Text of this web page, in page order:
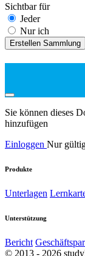
Sichtbar für
Jeder
Nur ich
Erstellen Sammlung
Sie können dieses
hinzufügen
Einloggen Nur
Produkte
Unterlagen
Unterstützung
Bericht
© 2013 - 2026